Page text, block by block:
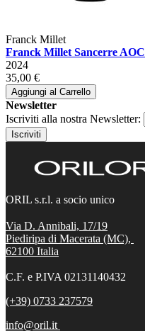
Franck Millet
Franck Millet Sancerre AOC
2024
35,00 €
Aggiungi al Carrello
Newsletter
Iscriviti alla nostra Newsletter:
Iscriviti
ORIL s.r.l. a socio unico
Via D. Annibali, 17/19
Piediripa di Macerata (MC),
62100 Italia
C.F. e P.IVA 02131140432
(+39) 0733 237579
info@oril.it